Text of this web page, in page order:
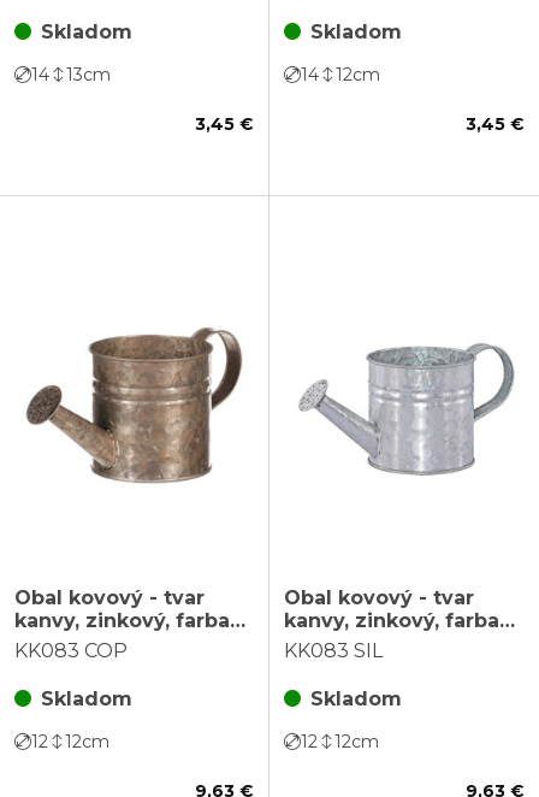
Skladom
14 13cm
3,45 €
Skladom
14 12cm
3,45 €
Obal kovový - tvar
kanvy, zinkový, farba
medená
KK083 COP
Skladom
12 12cm
9,63 €
Obal kovový - tvar
kanvy, zinkový, farba
strieborná
KK083 SIL
Skladom
12 12cm
9,63 €